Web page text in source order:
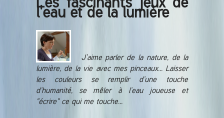
l'eau et de la lumière
J’aime parler de la nature, de la
lumière, de la vie avec mes pinceaux... Laisser
les couleurs se remplir d’une touche
d’humanité, se mêler à l’eau joueuse et
"écrire" ce qui me touche...